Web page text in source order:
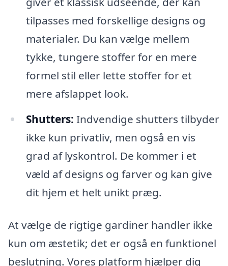
tilpasses med forskellige designs og
materialer. Du kan vælge mellem
tykke, tungere stoffer for en mere
formel stil eller lette stoffer for et
mere afslappet look.
Shutters: Indvendige shutters tilbyder
ikke kun privatliv, men også en vis
grad af lyskontrol. De kommer i et
væld af designs og farver og kan give
dit hjem et helt unikt præg.
At vælge de rigtige gardiner handler ikke
kun om æstetik; det er også en funktionel
beslutning. Vores platform hjælper dig